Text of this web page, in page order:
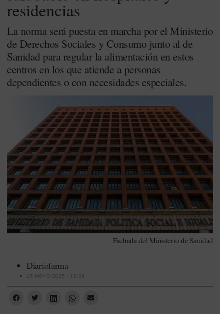
residencias
La norma será puesta en marcha por el Ministerio
de Derechos Sociales y Consumo junto al de
Sanidad para regular la alimentación en estos
centros en los que atiende a personas
dependientes o con necesidades especiales.
Fachada del Ministerio de Sanidad
Diariofarma
15 MAYO 2025 - 19:09